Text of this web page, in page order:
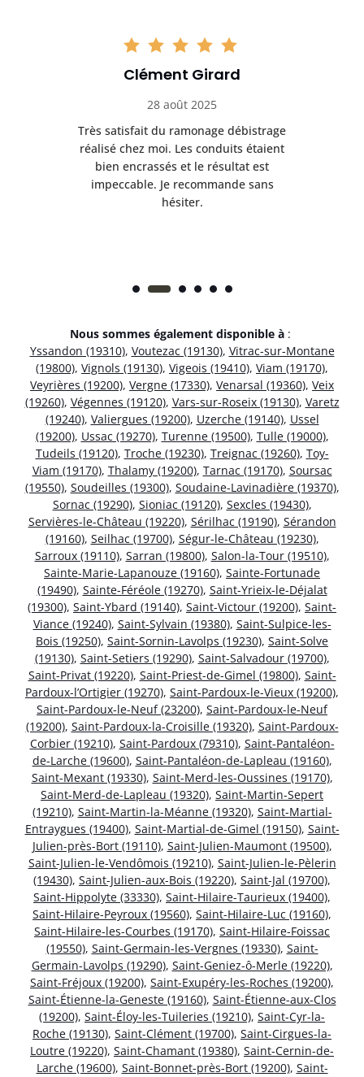
Clément Girard
28 août 2025
Très satisfait du ramonage débistrage
réalisé chez moi. Les conduits étaient
bien encrassés et le résultat est
impeccable. Je recommande sans
hésiter.
Nous sommes également disponible à :
Yssandon (19310), Voutezac (19130), Vitrac-sur-Montane
(19800), Vignols (19130), Vigeois (19410), Viam (19170),
Veyrières (19200), Vergne (17330), Venarsal (19360), Veix
(19260), Végennes (19120), Vars-sur-Roseix (19130), Varetz
(19240), Valiergues (19200), Uzerche (19140), Ussel
(19200), Ussac (19270), Turenne (19500), Tulle (19000),
Tudeils (19120), Troche (19230), Treignac (19260), Toy-
Viam (19170), Thalamy (19200), Tarnac (19170), Soursac
(19550), Soudeilles (19300), Soudaine-Lavinadière (19370),
Sornac (19290), Sioniac (19120), Sexcles (19430),
Servières-le-Château (19220), Sérilhac (19190), Sérandon
(19160), Seilhac (19700), Ségur-le-Château (19230),
Sarroux (19110), Sarran (19800), Salon-la-Tour (19510),
Sainte-Marie-Lapanouze (19160), Sainte-Fortunade
(19490), Sainte-Féréole (19270), Saint-Yrieix-le-Déjalat
(19300), Saint-Ybard (19140), Saint-Victour (19200), Saint-
Viance (19240), Saint-Sylvain (19380), Saint-Sulpice-les-
Bois (19250), Saint-Sornin-Lavolps (19230), Saint-Solve
(19130), Saint-Setiers (19290), Saint-Salvadour (19700),
Saint-Privat (19220), Saint-Priest-de-Gimel (19800), Saint-
Pardoux-l’Ortigier (19270), Saint-Pardoux-le-Vieux (19200),
Saint-Pardoux-le-Neuf (23200), Saint-Pardoux-le-Neuf
(19200), Saint-Pardoux-la-Croisille (19320), Saint-Pardoux-
Corbier (19210), Saint-Pardoux (79310), Saint-Pantaléon-
de-Larche (19600), Saint-Pantaléon-de-Lapleau (19160),
Saint-Mexant (19330), Saint-Merd-les-Oussines (19170),
Saint-Merd-de-Lapleau (19320), Saint-Martin-Sepert
(19210), Saint-Martin-la-Méanne (19320), Saint-Martial-
Entraygues (19400), Saint-Martial-de-Gimel (19150), Saint-
Julien-près-Bort (19110), Saint-Julien-Maumont (19500),
Saint-Julien-le-Vendômois (19210), Saint-Julien-le-Pèlerin
(19430), Saint-Julien-aux-Bois (19220), Saint-Jal (19700),
Saint-Hippolyte (33330), Saint-Hilaire-Taurieux (19400),
Saint-Hilaire-Peyroux (19560), Saint-Hilaire-Luc (19160),
Saint-Hilaire-les-Courbes (19170), Saint-Hilaire-Foissac
(19550), Saint-Germain-les-Vergnes (19330), Saint-
Germain-Lavolps (19290), Saint-Geniez-ô-Merle (19220),
Saint-Fréjoux (19200), Saint-Exupéry-les-Roches (19200),
Saint-Étienne-la-Geneste (19160), Saint-Étienne-aux-Clos
(19200), Saint-Éloy-les-Tuileries (19210), Saint-Cyr-la-
Roche (19130), Saint-Clément (19700), Saint-Cirgues-la-
Loutre (19220), Saint-Chamant (19380), Saint-Cernin-de-
Larche (19600), Saint-Bonnet-près-Bort (19200), Saint-